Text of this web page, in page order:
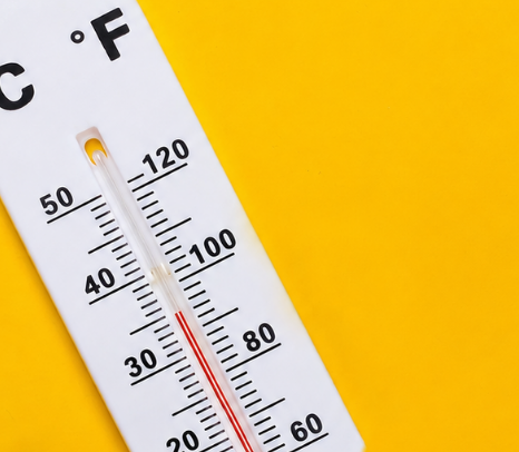
weblapoknak, melyek az Európai Unió
használatához, és ezeknek a felhasználó
eszközén történő tárolásához a felhasználók